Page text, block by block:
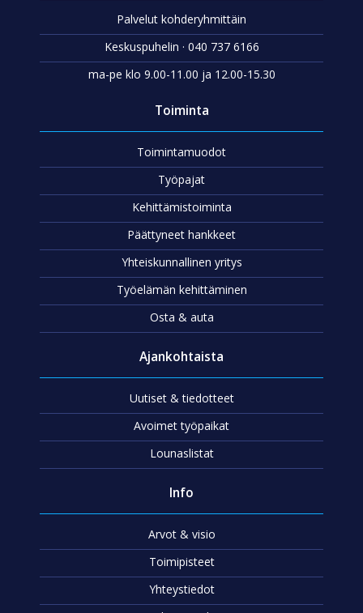
Palvelut kohderyhmittäin
Keskuspuhelin · 040 737 6166
ma-pe klo 9.00-11.00 ja 12.00-15.30
Toiminta
Toimintamuodot
Työpajat
Kehittämistoiminta
Päättyneet hankkeet
Yhteiskunnallinen yritys
Työelämän kehittäminen
Osta & auta
Ajankohtaista
Uutiset & tiedotteet
Avoimet työpaikat
Lounaslistat
Info
Arvot & visio
Toimipisteet
Yhteystiedot